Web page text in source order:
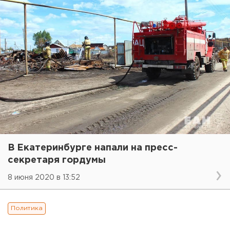
В Екатеринбурге напали на пресс-
секретаря гордумы
8 июня 2020 в 13:52
Политика